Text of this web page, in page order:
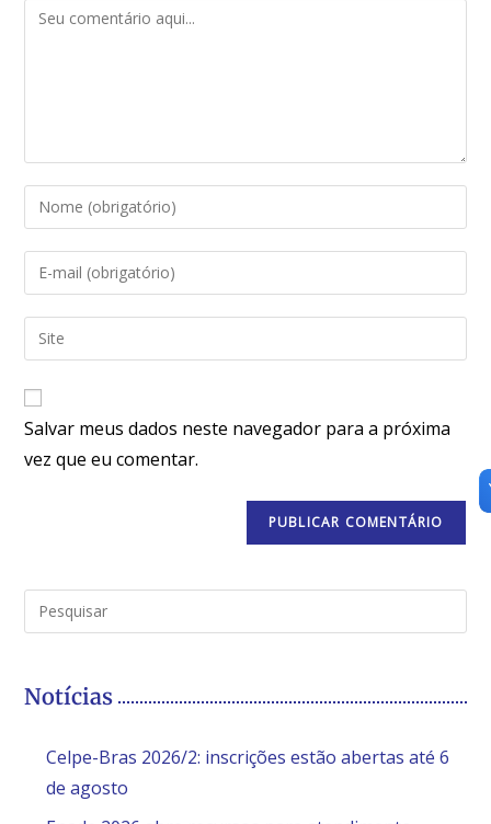
Salvar meus dados neste navegador para a próxima
vez que eu comentar.
Notícias
Celpe-Bras 2026/2: inscrições estão abertas até 6
de agosto